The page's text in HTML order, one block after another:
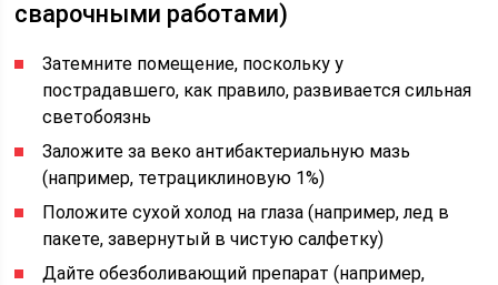
сварочными работами)
Затемните помещение, поскольку у
пострадавшего, как правило, развивается сильная
светобоязнь
Заложите за веко антибактериальную мазь
(например, тетрациклиновую 1%)
Положите сухой холод на глаза (например, лед в
пакете, завернутый в чистую салфетку)
Дайте обезболивающий препарат (например,